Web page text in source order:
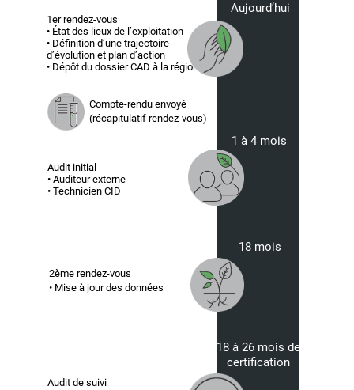
1 à 4 mois
2ème rendez-vous
• Mise à jour des données
Aujourd’hui
Compte-rendu envoyé
(récapitulatif rendez-vous)
1er rendez-vous
• État des lieux de l’exploitation
• Définition d’une trajectoire
d’évolution et plan d’action
• Dépôt du dossier CAD à la région
Audit initial
• Auditeur externe
• Technicien CID
18 à 26 mois de
certification
Audit de suivi
18 mois